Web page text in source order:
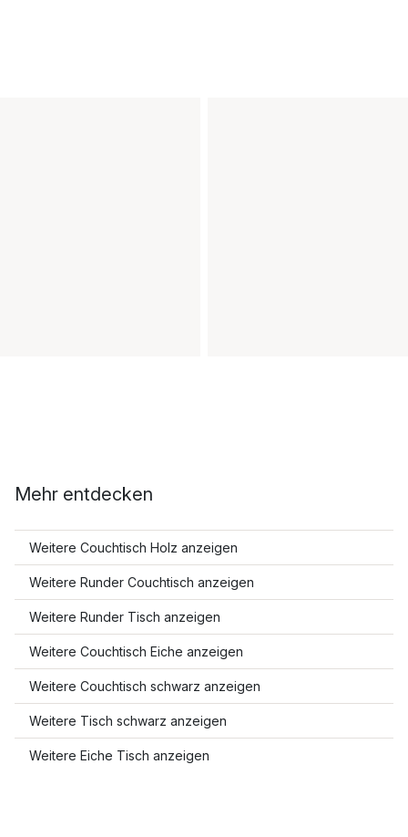
Mehr entdecken
Weitere Couchtisch Holz anzeigen
Weitere Runder Couchtisch anzeigen
Weitere Runder Tisch anzeigen
Weitere Couchtisch Eiche anzeigen
Weitere Couchtisch schwarz anzeigen
Weitere Tisch schwarz anzeigen
Weitere Eiche Tisch anzeigen